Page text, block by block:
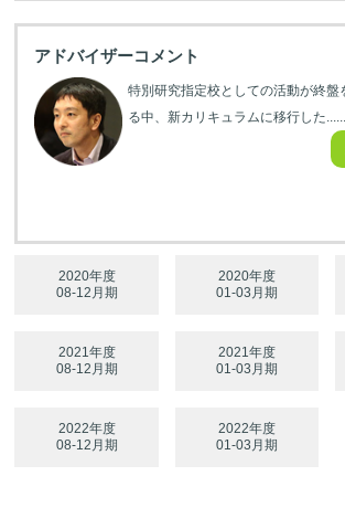
アドバイザーコメント
特別研究指定校としての活動が終盤
る中、新カリキュラムに移行した......
2020年度
08-12月期
2020年度
01-03月期
2021年度
08-12月期
2021年度
01-03月期
2022年度
08-12月期
2022年度
01-03月期